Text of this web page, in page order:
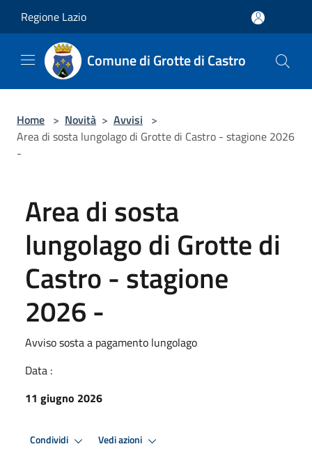
Regione Lazio
Comune di Grotte di Castro
Home > Novità > Avvisi >
Area di sosta lungolago di Grotte di Castro - stagione 2026
-
Area di sosta
lungolago di Grotte di
Castro - stagione
2026 -
Avviso sosta a pagamento lungolago
Data :
11 giugno 2026
Condividi Vedi azioni